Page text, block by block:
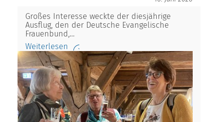
Großes Interesse weckte der diesjährige
Ausflug, den der Deutsche Evangelische
Frauenbund,…
Weiterlesen